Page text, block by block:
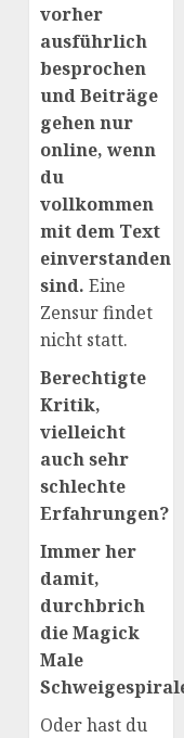
vorher
ausführlich
besprochen
und Beiträge
gehen nur
online, wenn
du
vollkommen
mit dem Text
einverstanden
sind. Eine
Zensur findet
nicht statt.
Berechtigte
Kritik,
vielleicht
auch sehr
schlechte
Erfahrungen?
Immer her
damit,
durchbrich
die Magick
Male
Oder hast du